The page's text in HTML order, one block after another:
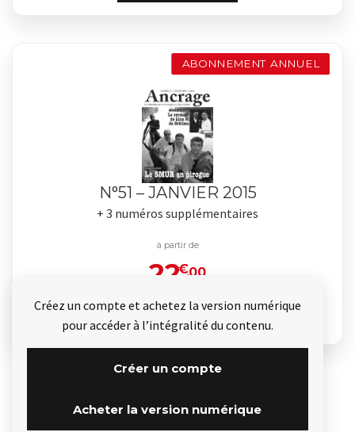
ABONNEMENT ANNUEL
N°51 – JANVIER 2015
+ 3 numéros supplémentaires
22€.00
à partir de
Je commande
Créez un compte et achetez la version numérique
pour accéder à l’intégralité du contenu.
Créer un compte
Acheter la version numérique